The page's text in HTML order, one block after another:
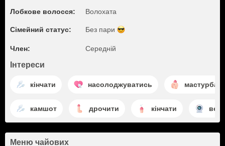
Лобкове волосся: Волохата
Сімейний статус: Без пари
Член: Середній
Інтереси
кінчати насолоджуватись
камшот дрочити кінчати
Меню чайових